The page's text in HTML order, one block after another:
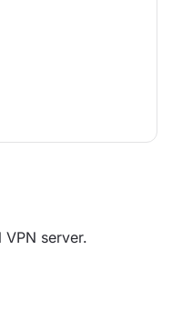
VPN server.